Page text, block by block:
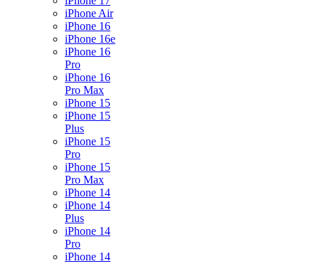
iPhone Air
iPhone 16
iPhone 16e
iPhone 16
Pro
iPhone 16
Pro Max
iPhone 15
iPhone 15
Plus
iPhone 15
Pro
iPhone 15
Pro Max
iPhone 14
iPhone 14
Plus
iPhone 14
Pro
iPhone 14